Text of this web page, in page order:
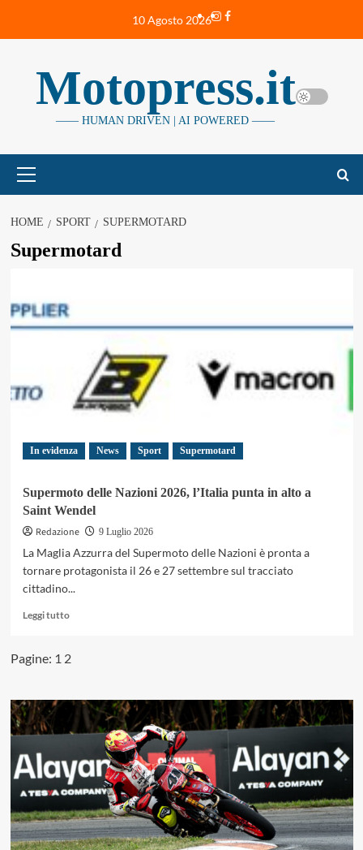
10 Agosto 2026Instagram
Facebook
Motopress.it
—— HUMAN DRIVEN | AI POWERED ——
principale
HOME SPORT SUPERMOTARD
Supermotard
In evidenza News Sport Supermotard
Supermoto delle Nazioni 2026, l’Italia punta in alto a
Saint Wendel
Redazione
9 Luglio 2026
La Maglia Azzurra del Supermoto delle Nazioni è pronta a
tornare protagonista il 26 e 27 settembre sul tracciato
cittadino...
Leggi tuttoLeggi
su
Nazioni
2026,
l’Italia
in
alto
a
Saint
Wendel
Pagine: 1 2